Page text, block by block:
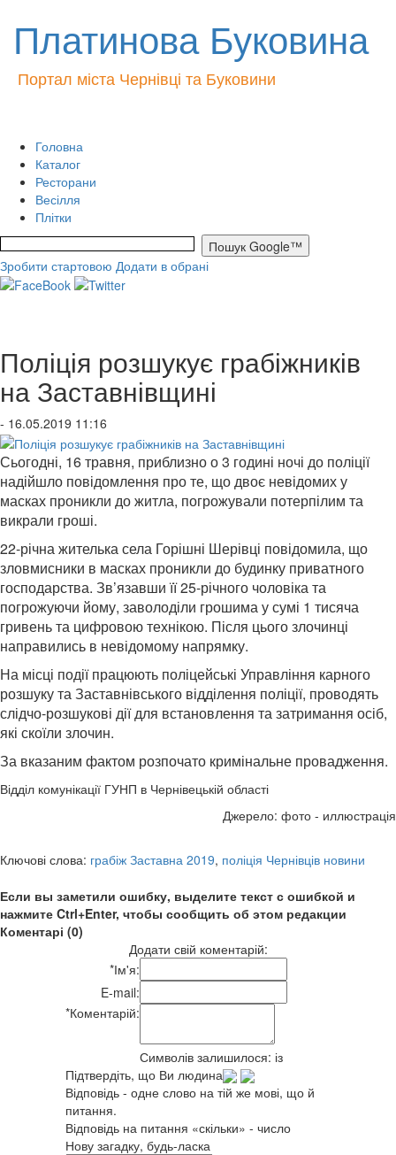
Платинова Буковина
Портал міста Чернівці та Буковини
Головна
Каталог
Ресторани
Весілля
Плітки
Зробити стартовою Додати в обрані
Поліція розшукує грабіжників
на Заставнівщині
- 16.05.2019 11:16
Сьогодні, 16 травня, приблизно о 3 годині ночі до поліції
надійшло повідомлення про те, що двоє невідомих у
масках проникли до житла, погрожували потерпілим та
викрали гроші.
22-річна жителька села Горішні Шерівці повідомила, що
зловмисники в масках проникли до будинку приватного
господарства. Зв’язавши її 25-річного чоловіка та
погрожуючи йому, заволоділи грошима у сумі 1 тисяча
гривень та цифровою технікою. Після цього злочинці
направились в невідомому напрямку.
На місці події працюють поліцейські Управління карного
розшуку та Заставнівського відділення поліції, проводять
слідчо-розшукові дії для встановлення та затримання осіб,
які скоїли злочин.
За вказаним фактом розпочато кримінальне провадження.
Відділ комунікації ГУНП в Чернівецькій області
Джерело: фото - иллюстрація
Ключові слова: грабіж Заставна 2019, поліція Чернівців новини
Если вы заметили ошибку, выделите текст с ошибкой и
нажмите Ctrl+Enter, чтобы сообщить об этом редакции
Коментарі (0)
Додати свій коментарій:
*Ім'я:
E-mail:
*Коментарій:
Символів залишилося: із
Підтвердіть, що Ви людина
Відповідь - одне слово на тій же мові, що й
питання.
Відповідь на питання «скільки» - число
Нову загадку, будь-ласка